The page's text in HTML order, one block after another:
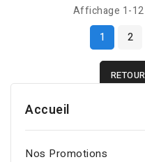
Affichage 1-
1
2
Accueil
Nos Promotions